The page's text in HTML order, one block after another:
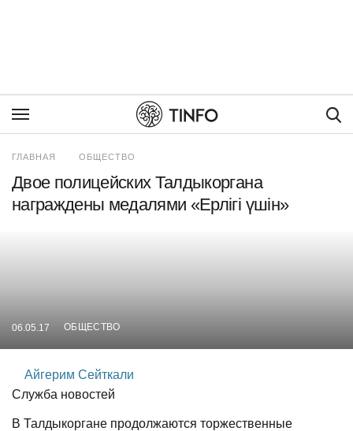
ГЛАВНАЯ ОБЩЕСТВО
Двое полицейских Талдыкоргана
награждены медалями «Ерлігі үшін»
06.05.17 ОБЩЕСТВО
Айгерим Сейткали
Служба новостей
В Талдыкоргане продолжаются торжественные